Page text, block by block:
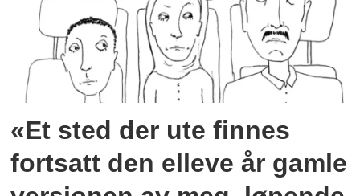
«Et sted der ute finnes
fortsatt den elleve år gamle